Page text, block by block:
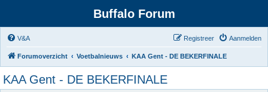
Buffalo Forum
V&A Aanmelden
Registreer
Forumoverzicht Voetbalnieuws KAA Gent - DE BEKERFINALE
KAA Gent - DE BEKERFINALE